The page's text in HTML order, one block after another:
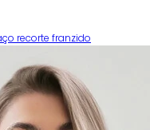
recorte franzido